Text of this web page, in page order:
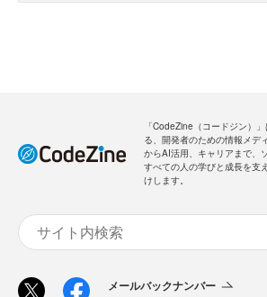
「CodeZine（コードジン）
る、開発者のための情報メデ
からAI活用、キャリアまで、
すべての人の学びと成長を支
けします。
メールバックナンバー